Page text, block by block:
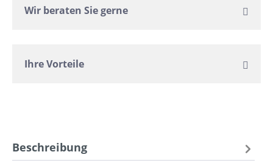
Wir beraten Sie gerne
Ihre Vorteile
Beschreibung